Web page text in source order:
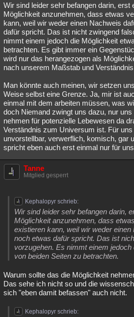
Lesenswert Schlüsselwörter
Wir sind leider sehr befangen darin, erst
Möglichkeit anzunehmen, dass etwas
kann, weil wir weder einen Nachweis
dafür spricht. Das ist nicht zwingend
nimmt einem jedoch die Möglichkeit
betrachten. Es gibt immer ein
wird nur das herangezogen als
nach unserem Maßstab und
Man könnte auch meinen, wir setzen
Weise selbst eine Grenze. Ja, mir ist
einmal mit dem arbeiten müssen, was
doch Niemand zwingt uns dazu, nur
nehmen für potenzielle Lebewesen da
Verständnis zum Universum ist. Für
unvorstellbar, verwerflich, komisch, gar
spricht eben auch erst einmal nur für
Tanne
Mitglied gesperrt
Kephalopyr schrieb:
Wir sind leider sehr befangen darin,
Möglichkeit anzunehmen, dass
existieren kann, weil wir weder einen
noch etwas dafür spricht. Das ist
vorzugehen. Es nimmt einem
von beiden Seiten zu betrachten.
Warum sollte das die Möglichkeit
Das sehe ich nicht so und die
sich "eben damit befassen" auch nicht.
Kephalopyr schrieb: